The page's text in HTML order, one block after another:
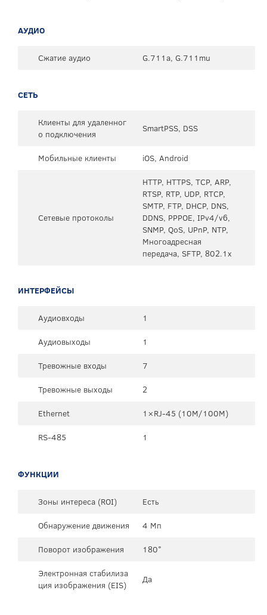
АУДИО
Сжатие аудио G.711a, G.711mu
СЕТЬ
Клиенты для удаленног
о подключения
SmartPSS, DSS
Мобильные клиенты iOS, Android
Сетевые протоколы
HTTP, HTTPS, TCP, ARP,
RTSP, RTP, UDP, RTCP,
SMTP, FTP, DHCP, DNS,
DDNS, PPPOE, IPv4/v6,
SNMP, QoS, UPnP, NTP,
Многоадресная
передача, SFTP, 802.1x
ИНТЕРФЕЙСЫ
Аудиовходы
1
Аудиовыходы
1
Тревожные входы
7
Тревожные выходы
2
Ethernet
1×RJ-45 (10М/100М)
RS-485
1
ФУНКЦИИ
Зоны интереса (ROI)
Есть
Обнаружение движения
4 Мп
Поворот изображения
180°
Электронная стабилиза
ция изображения (EIS)
Да